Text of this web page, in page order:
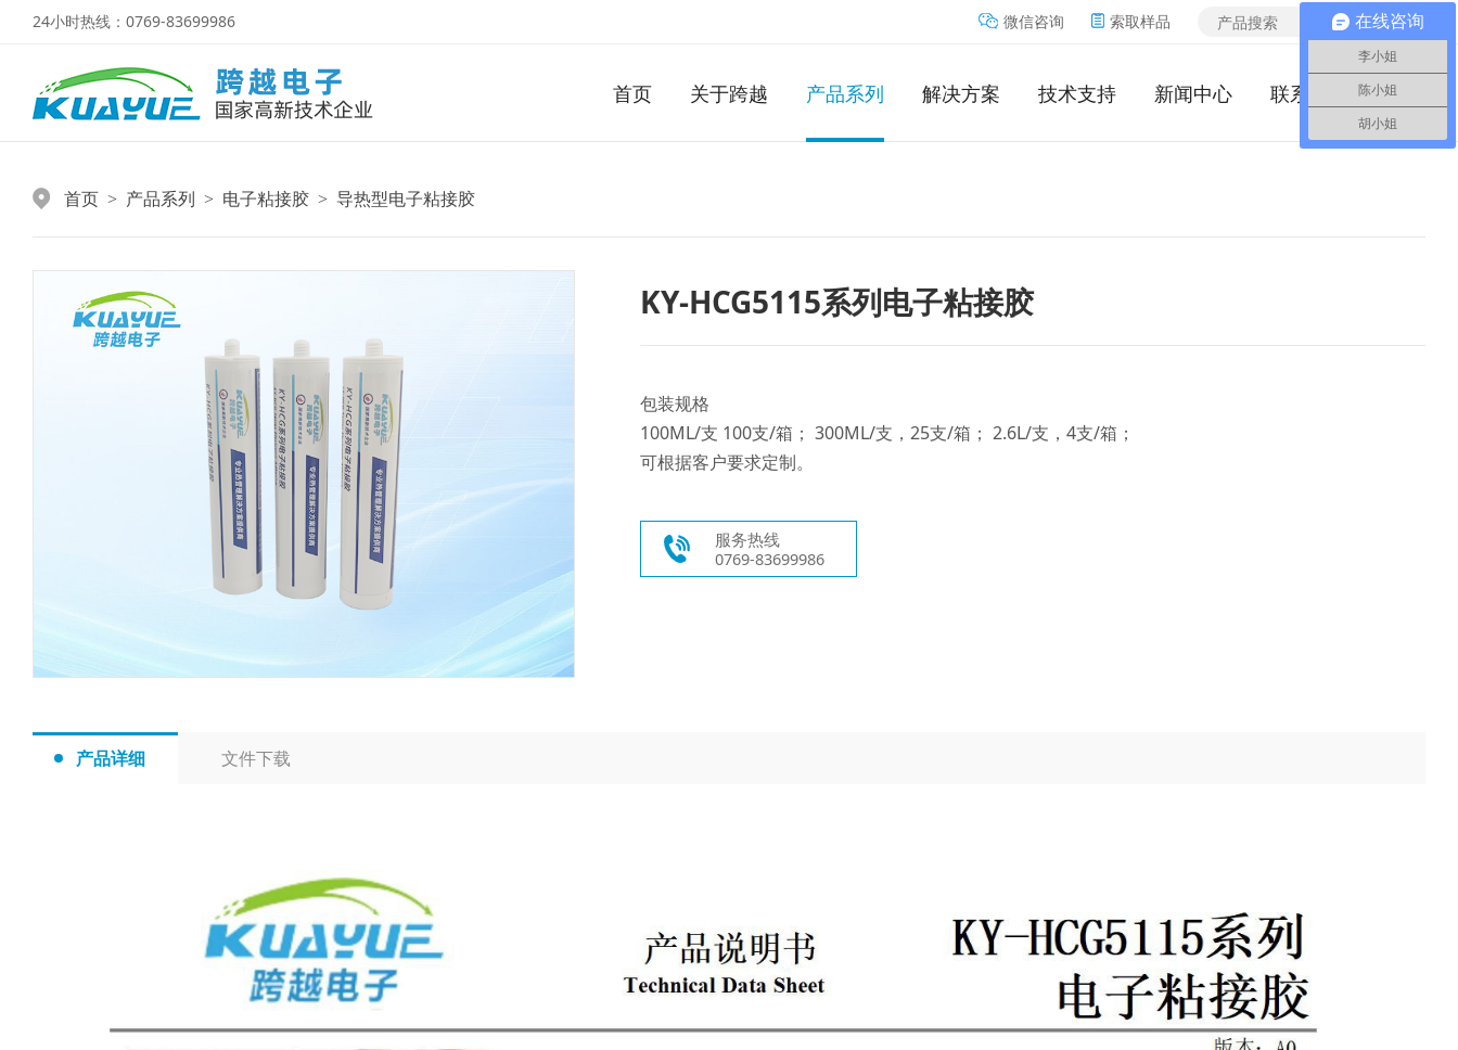
24小时热线：0769-83699986 微信咨询 索取样品
首页 关于跨越 产品系列 解决方案 技术支持 新闻中心 联系我们
首页 > 产品系列 > 电子粘接胶 > 导热型电子粘接胶
KY-HCG5115系列电子粘接胶
包装规格
100ML/支 100支/箱； 300ML/支，25支/箱； 2.6L/支，4支/箱；
可根据客户要求定制。
服务热线
0769-83699986
产品详细 文件下载
在线咨询
李小姐
陈小姐
胡小姐